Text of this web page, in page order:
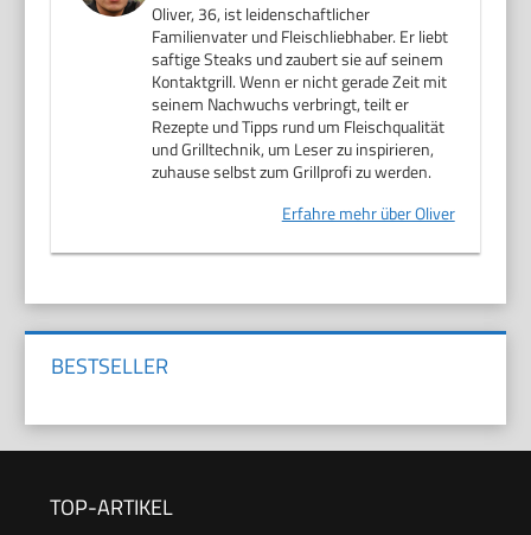
Oliver, 36, ist leidenschaftlicher
Familienvater und Fleischliebhaber. Er liebt
saftige Steaks und zaubert sie auf seinem
Kontaktgrill. Wenn er nicht gerade Zeit mit
seinem Nachwuchs verbringt, teilt er
Rezepte und Tipps rund um Fleischqualität
und Grilltechnik, um Leser zu inspirieren,
zuhause selbst zum Grillprofi zu werden.
Erfahre mehr über Oliver
BESTSELLER
TOP-ARTIKEL